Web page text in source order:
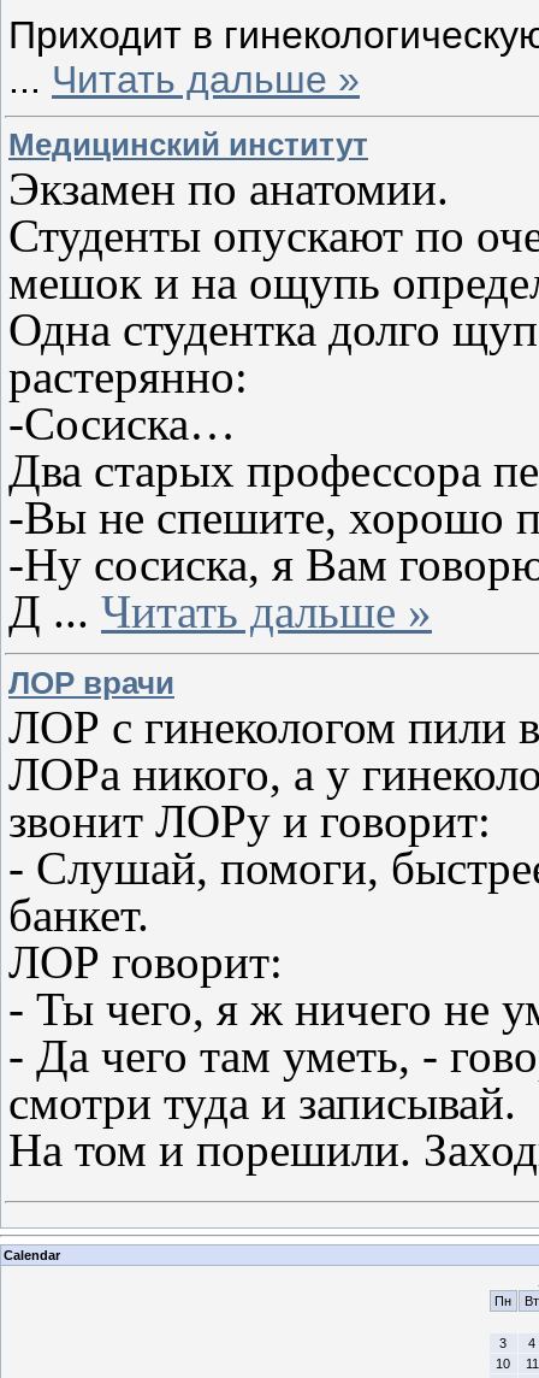
Приходит в
... Читать дальше »
Медицинский институт
Экзамен по анатомии.
Студенты опускают по
мешок и на ощупь
Одна студентка долго
растерянно:
-Сосиска…
Два старых профессора
-Вы не спешите, хорошо
-Ну сосиска, я Вам
Д ... Читать дальше »
ЛОР врачи
ЛОР с гинекологом пили
ЛОРа никого, а у
звонит ЛОРу и говорит:
- Слушай, помоги,
банкет.
ЛОР говорит:
- Ты чего, я ж ничего не
- Да чего там уметь, -
смотри туда и записывай.
На том и порешили.
Calendar
Пн
Вт
3
4
10
11